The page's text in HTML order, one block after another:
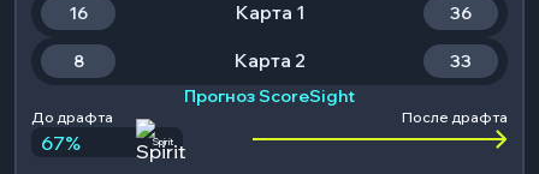
16 Карта 1 36
8 Карта 2
33
Прогноз ScoreSight
До драфта После драфта
67% Spirit